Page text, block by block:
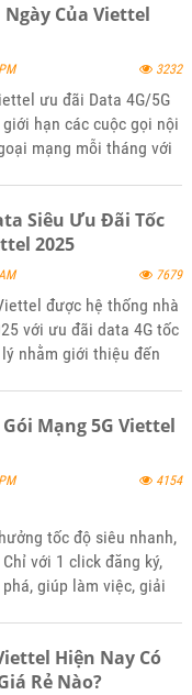
Ngày Của Viettel
3232
ưu đãi Data 4G/5G
hạn các cuộc gọi nội
mạng mỗi tháng với
Siêu Ưu Đãi Tốc
2025
7679
được hệ thống nhà
với ưu đãi data 4G tốc
nhằm giới thiệu đến
Mạng 5G Viettel
4154
tốc độ siêu nhanh,
với 1 click đăng ký,
giúp làm việc, giải
Hiện Nay Có
Rẻ Nào?